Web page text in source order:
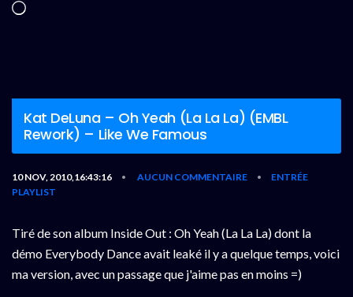
Chargement…
Kat DeLuna – Oh Yeah (La La La) (EMBL
Rework) – Like We Famous
10 NOV, 2010,16:43:16 • AUCUN COMMENTAIRE •
ENTRÉE
PLAYLIST
Tiré de son album Inside Out : Oh Yeah (La La La) dont la
démo Everybody Dance avait leaké il y a quelque temps, voici
ma version, avec un passage que j'aime pas en moins =)